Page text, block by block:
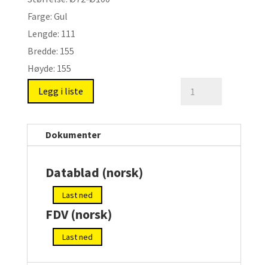
Farge: Gul
Lengde: 111
Bredde: 155
Høyde: 155
ZK-
Legg i liste
Dokumenter
Datablad (norsk)
Last ned
FDV (norsk)
Last ned